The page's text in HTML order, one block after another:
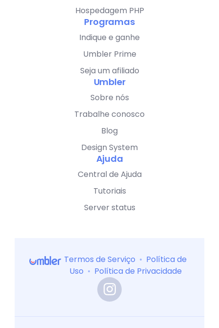
Hospedagem PHP
Programas
Indique e ganhe
Umbler Prime
Seja um afiliado
Umbler
Sobre nós
Trabalhe conosco
Blog
Design System
Ajuda
Central de Ajuda
Tutoriais
Server status
Termos de Serviço • Política de
Uso • Política de Privacidade